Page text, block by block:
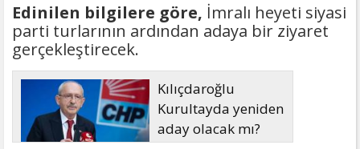
Edinilen bilgilere göre, İmralı heyeti siyasi
parti turlarının ardından adaya bir ziyaret
gerçekleştirecek.
Kılıçdaroğlu
Kurultayda yeniden
aday olacak mı?